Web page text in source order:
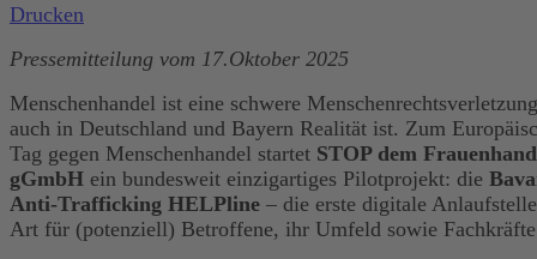
Drucken
Pressemitteilung vom 17.Oktober 2025
Menschenhandel ist eine schwere
auch in Deutschland und Bayern Realität ist. Zum
Tag gegen Menschenhandel startet STOP dem
gGmbH ein bundesweit einzigartiges Pilotprojekt: die
Anti-Trafficking HELPline – die erste digitale
Art für (potenziell) Betroffene, ihr Umfeld sowie